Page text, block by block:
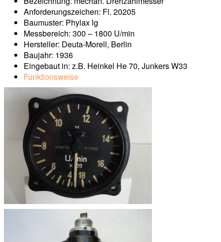
Anforderungszeichen: Fl. 20205
Baumuster: Phylax lg
Messbereich: 300 – 1800 U/min
Hersteller: Deuta-Morell, Berlin
Baujahr: 1936
Eingebaut in: z.B. Heinkel He 70, Junkers W33
Funktionsweise